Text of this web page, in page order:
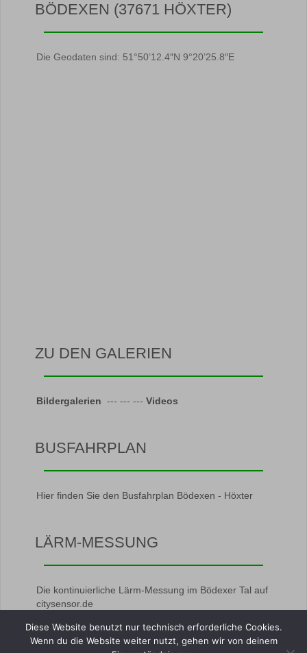
BÖDEXEN (37671 HÖXTER)
Die Geodaten sind: 51°50’12.4″N 9°20’25.8″E
ZU DEN GALERIEN
Bildergalerien --- --- --- Videos
BUSFAHRPLAN
Hier finden Sie den Busfahrplan Bödexen - Höxter
LÄRM-MESSUNG
Die kontinuierliche Lärm-Messung im Bödexer Tal auf
citysensor.de
Diese Website benutzt nur technisch erforderliche Cookies.
Wenn du die Website weiter nutzt, gehen wir von deinem